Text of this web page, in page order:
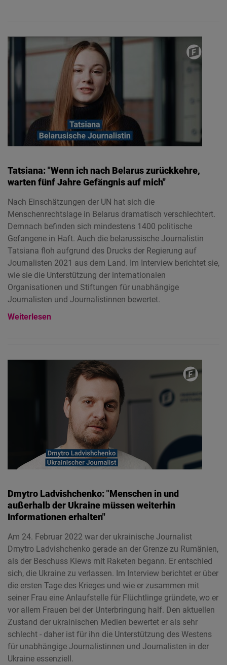
Tatsiana: "Wenn ich nach Belarus zurückkehre,
warten fünf Jahre Gefängnis auf mich"
Nach Einschätzungen der UN hat sich die
Menschenrechtslage in Belarus dramatisch verschlechtert.
Demnach befinden sich mindestens 1400 politische
Gefangene in Haft. Auch die belarussische Journalistin
Tatsiana floh aufgrund des Drucks der Regierung auf
Journalisten 2021 aus dem Land. Im Interview berichtet sie,
wie sie die Unterstützung der internationalen
Organisationen und Stiftungen für unabhängige
Journalisten und Journalistinnen bewertet.
Weiterlesen
Dmytro Ladvishchenko: "Menschen in und
außerhalb der Ukraine müssen weiterhin
Informationen erhalten"
Am 24. Februar 2022 war der ukrainische Journalist
Dmytro Ladvishchenko gerade an der Grenze zu Rumänien,
als der Beschuss Kiews mit Raketen begann. Er entschied
sich, die Ukraine zu verlassen. Im Interview berichtet er über
die ersten Tage des Krieges und wie er zusammen mit
seiner Frau eine Anlaufstelle für Flüchtlinge gründete, wo er
vor allem Frauen bei der Unterbringung half. Den aktuellen
Zustand der ukrainischen Medien bewertet er als sehr
schlecht - daher ist für ihn die Unterstützung des Westens
für unabhängige Journalistinnen und Journalisten in der
Ukraine essenziell.